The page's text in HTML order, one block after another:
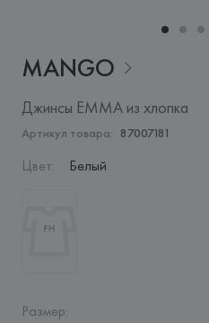
MANGO
Джинсы EMMA из хлопка
Артикул товара: 87007181
Цвет: Белый
Размер: